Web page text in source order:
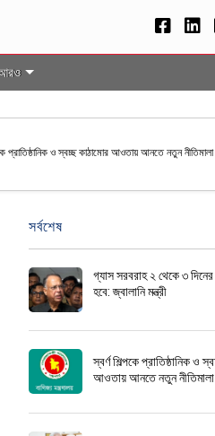
৫০ দেশের নাগরিকদের জন্য যুক্তরাষ্ট্রে ভিসা বন্ড ব্যবস্থা
সর্বশেষ
গ্যাস সরবরাহ ২ থেকে ৩
হবে: জ্বালানি মন্ত্রী
স্বর্ণ শিল্পকে প্রাতিষ্ঠানিক ও
আওতায় আনতে নতুন